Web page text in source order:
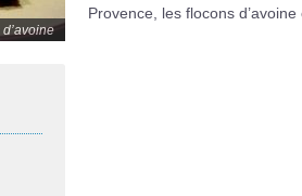
Provence, les flocons d’avoine